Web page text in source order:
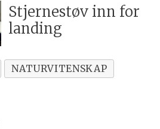
Stjernestøv inn for
landing
NATURVITENSKAP